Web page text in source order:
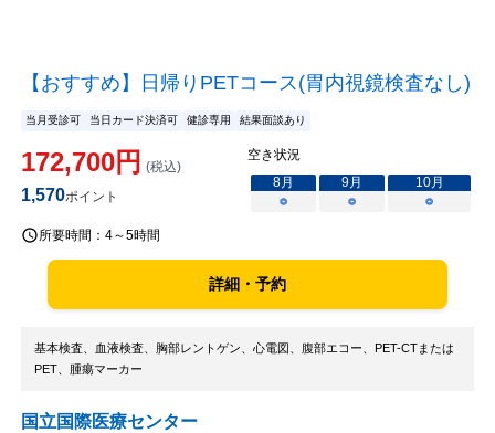
【おすすめ】日帰りPETコース(胃内視鏡検査なし)
当月受診可 当日カード決済可 健診専用 結果面談あり
172,700円 (税込)
1,570ポイント
空き状況
8月 9月 10月
○
○ ○
所要時間： 4～5時間
詳細・予約
基本検査、血液検査、胸部レントゲン、心電図、腹部エコー、PET-CTまたは
PET、腫瘍マーカー
国立国際医療センター